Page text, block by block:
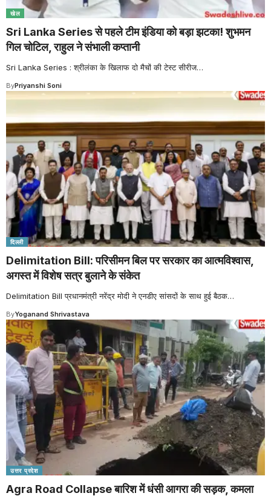
खेल
Sri Lanka Series से पहले टीम इंडिया को बड़ा झटका! शुभमन
गिल चोटिल, राहुल ने संभाली कप्तानी
Sri Lanka Series : श्रीलंका के खिलाफ दो मैचों की टेस्ट सीरीज…
ByPriyanshi Soni
दिल्ली
Delimitation Bill: परिसीमन बिल पर सरकार का आत्मविश्वास,
अगस्त में विशेष सत्र बुलाने के संकेत
Delimitation Bill प्रधानमंत्री नरेंद्र मोदी ने एनडीए सांसदों के साथ हुई बैठक…
ByYoganand Shrivastava
उत्तर प्रदेश
Agra Road Collapse बारिश में धंसी आगरा की सड़क, कमला